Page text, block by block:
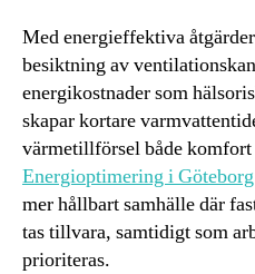
Med energieffektiva
besiktning av
energikostnader som
skapar kortare
värmetillförsel både komfort
Energioptimering i Göteborg
mer hållbart samhälle där
tas tillvara, samtidigt som
prioriteras.